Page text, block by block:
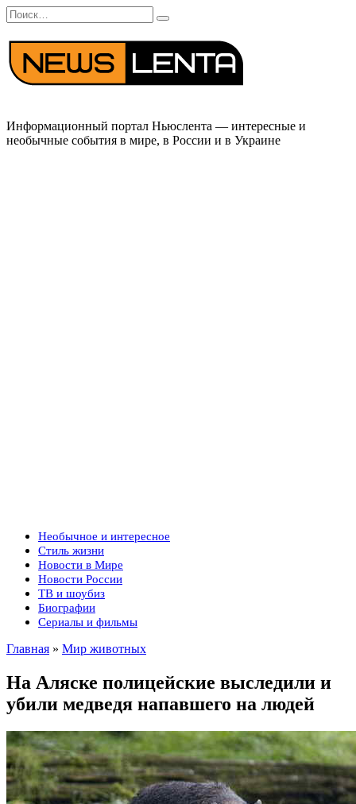
Перейти
к
содержанию
Search
for:
Информационный портал Ньюслента — интересные и
необычные события в мире, в России и в Украине
Необычное и интересное
Стиль жизни
Новости в Мире
Новости России
ТВ и шоубиз
Биографии
Сериалы и фильмы
Главная » Мир животных
На Аляске полицейские выследили и
убили медведя напавшего на людей